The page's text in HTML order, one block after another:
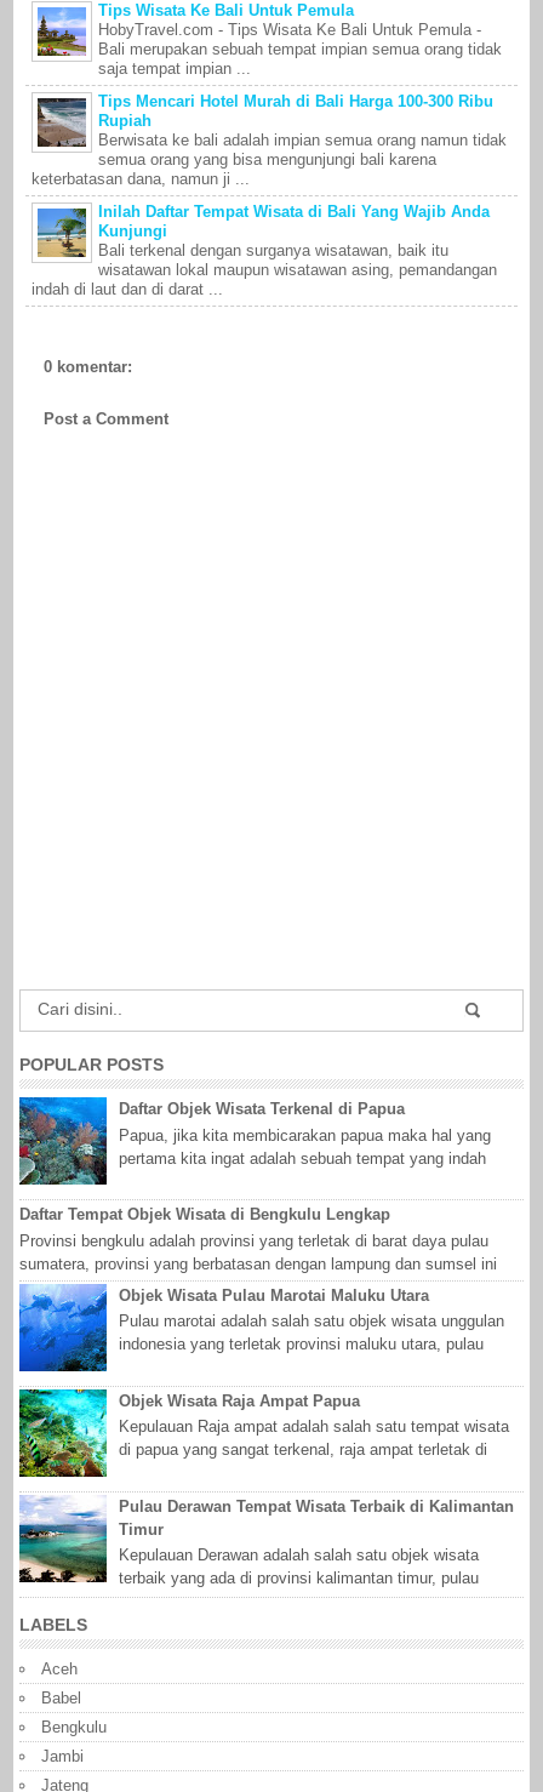
Tips Wisata Ke Bali Untuk Pemula
HobyTravel.com - Tips Wisata Ke Bali Untuk Pemula -
Bali merupakan sebuah tempat impian semua orang tidak
saja tempat impian ...
Tips Mencari Hotel Murah di Bali Harga 100-300 Ribu
Rupiah
Berwisata ke bali adalah impian semua orang namun tidak
semua orang yang bisa mengunjungi bali karena
keterbatasan dana, namun ji ...
Inilah Daftar Tempat Wisata di Bali Yang Wajib Anda
Kunjungi
Bali terkenal dengan surganya wisatawan, baik itu
wisatawan lokal maupun wisatawan asing, pemandangan
indah di laut dan di darat ...
0 komentar:
Post a Comment
POPULAR POSTS
Daftar Objek Wisata Terkenal di Papua
Papua, jika kita membicarakan papua maka hal yang
pertama kita ingat adalah sebuah tempat yang indah
Daftar Tempat Objek Wisata di Bengkulu Lengkap
Provinsi bengkulu adalah provinsi yang terletak di barat daya pulau
sumatera, provinsi yang berbatasan dengan lampung dan sumsel ini
juga me...
Objek Wisata Pulau Marotai Maluku Utara
Pulau marotai adalah salah satu objek wisata unggulan
indonesia yang terletak provinsi maluku utara, pulau
Objek Wisata Raja Ampat Papua
Kepulauan Raja ampat adalah salah satu tempat wisata
di papua yang sangat terkenal, raja ampat terletak di
Pulau Derawan Tempat Wisata Terbaik di Kalimantan
Timur
Kepulauan Derawan adalah salah satu objek wisata
terbaik yang ada di provinsi kalimantan timur, pulau
derawan terletak di kabupaten berau, p...
LABELS
Aceh
Babel
Bengkulu
Jambi
Jateng